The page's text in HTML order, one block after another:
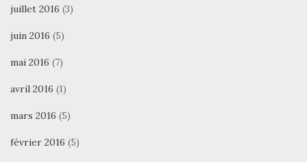
juillet 2016 (3)
juin 2016 (5)
mai 2016 (7)
avril 2016 (1)
mars 2016 (5)
février 2016 (5)